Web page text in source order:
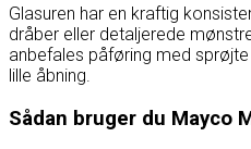
Glasuren har en kraftig
dråber eller detaljerede
anbefales påføring med
lille åbning.
Sådan bruger du Mayco